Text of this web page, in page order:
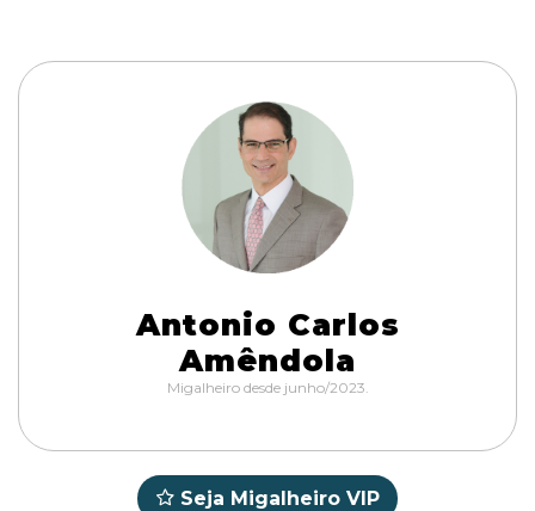
Antonio Carlos
Amêndola
Migalheiro desde junho/2023.
Seja Migalheiro VIP